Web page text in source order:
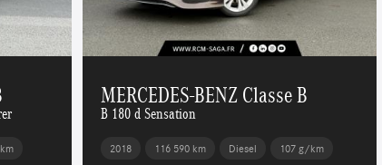
MERCEDES-BENZ Classe B
B 180 d Sensation
2018 116 590 km Diesel 107 g/km